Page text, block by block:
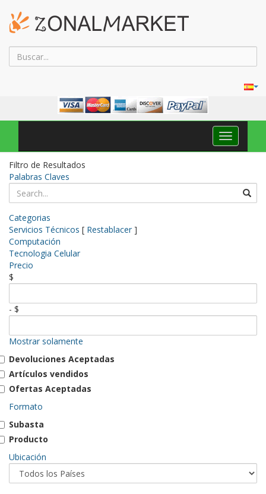
Toggle
Filtro de Resultados
Palabras Claves
Categorias
Servicios Técnicos [ Restablacer ]
Computación
Tecnologia Celular
Precio
$
- $
Mostrar solamente
Devoluciones Aceptadas
Artículos vendidos
Ofertas Aceptadas
Formato
Subasta
Producto
Ubicación